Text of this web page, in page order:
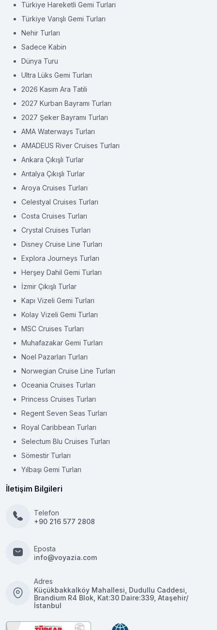
Türkiye Hareketli Gemi Turları
Türkiye Varışlı Gemi Turları
Nehir Turları
Sadece Kabin
Dünya Turu
Ultra Lüks Gemi Turları
2026 Kasım Ara Tatili
2027 Kurban Bayramı Turları
2027 Şeker Bayramı Turları
AMA Waterways Turları
AMADEUS River Cruises Turları
Ankara Çıkışlı Turlar
Antalya Çıkışlı Turlar
Aroya Cruises Turları
Celestyal Cruises Turları
Costa Cruises Turları
Crystal Cruises Turları
Disney Cruise Line Turları
Explora Journeys Turları
Herşey Dahil Gemi Turları
İzmir Çıkışlı Turlar
Kapı Vizeli Gemi Turları
Kolay Vizeli Gemi Turları
MSC Cruises Turları
Muhafazakar Gemi Turları
Noel Pazarları Turları
Norwegian Cruise Line Turları
Oceania Cruises Turları
Princess Cruises Turları
Regent Seven Seas Turları
Royal Caribbean Turları
Selectum Blu Cruises Turları
Sömestir Turları
Yılbaşı Gemi Turları
İletişim Bilgileri
Telefon
+90 216 577 2808
Eposta
info@voyazia.com
Adres
Küçükbakkalköy Mahallesi, Dudullu Caddesi,
Brandium R4 Blok, Kat:30 Daire:339, Ataşehir/
İstanbul